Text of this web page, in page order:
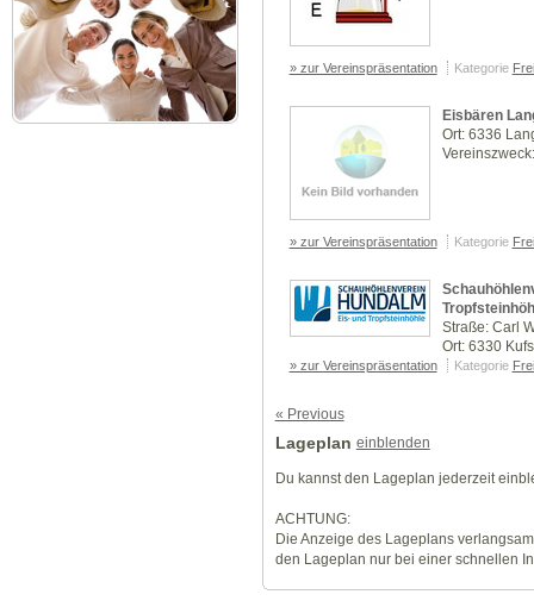
» zur Vereinspräsentation Kategorie
Eisbären
Ort: 6336
» zur Vereinspräsentation Kategorie
Straße: Carl
Ort: 6330
» zur Vereinspräsentation Kategorie
« Previous
Lageplan einblenden
Du kannst den Lageplan jederzeit
ACHTUNG:
Die Anzeige des Lageplans
den Lageplan nur bei einer schnellen